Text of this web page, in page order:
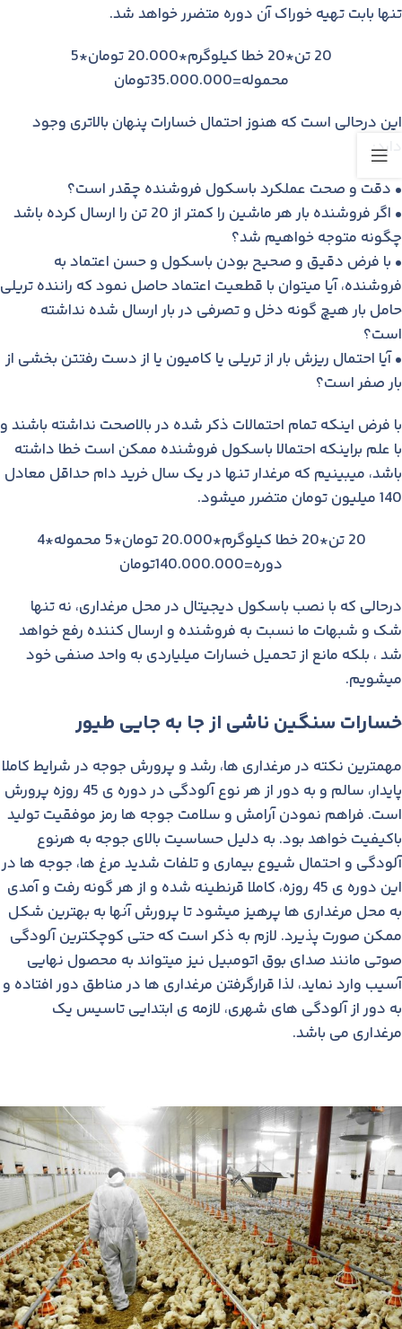
تنها بابت تهیه خوراک آن دوره متضرر خواهد شد.
20 تن*20 خطا کیلوگرم*20.000 تومان*5
محموله=35.000.000تومان
این درحالی است که هنوز احتمال خسارات پنهان بالاتری وجود
دارد:
• دقت و صحت عملکرد باسکول فروشنده چقدر است؟
• اگر فروشنده بار هر ماشین را کمتر از 20 تن را ارسال کرده باشد
چگونه متوجه خواهیم شد؟
• با فرض دقیق و صحیح بودن باسکول و حسن اعتماد به
فروشنده، آیا میتوان با قطعیت اعتماد حاصل نمود که راننده تریلی
حامل بار هیچ گونه دخل و تصرفی در بار ارسال شده نداشته
است؟
• آیا احتمال ریزش بار از تریلی یا کامیون یا از دست رفتتن بخشی از
بار صفر است؟
با فرض اینکه تمام احتمالات ذکر شده در بالاصحت نداشته باشند و
با علم براینکه احتمالا باسکول فروشنده ممکن است خطا داشته
باشد، میبینیم که مرغدار تنها در یک سال خرید دام حداقل معادل
140 میلیون تومان متضرر میشود.
20 تن*20 خطا کیلوگرم*20.000 تومان*5 محموله*4
دوره=140.000.000تومان
درحالی که با نصب باسکول دیجیتال در محل مرغداری، نه تنها
شک و شبهات ما نسبت به فروشنده و ارسال کننده رفع خواهد
شد ، بلکه مانع از تحمیل خسارات میلیاردی به واحد صنفی خود
میشویم.
خسارات سنگین ناشی از جا به جایی طیور
مهمترین نکته در مرغداری ها، رشد و پرورش جوجه در شرایط کاملا
پایدار، سالم و به دور از هر نوع آلودگی در دوره ی 45 روزه پرورش
است. فراهم نمودن آرامش و سلامت جوجه ها رمز موفقیت تولید
باکیفیت خواهد بود. به دلیل حساسیت بالای جوجه به هرنوع
آلودگی و احتمال شیوع بیماری و تلفات شدید مرغ ها، جوجه ها در
این دوره ی 45 روزه، کاملا قرنطینه شده و از هر گونه رفت و آمدی
به محل مرغداری ها پرهیز میشود تا پرورش آنها به بهترین شکل
ممکن صورت پذیرد. لازم به ذکر است که حتی کوچکترین آلودگی
صوتی مانند صدای بوق اتومبیل نیز میتواند به محصول نهایی
آسیب وارد نماید، لذا قرارگرفتن مرغداری ها در مناطق دور افتاده و
به دور از آلودگی های شهری، لازمه ی ابتدایی تاسیس یک
مرغداری می باشد.